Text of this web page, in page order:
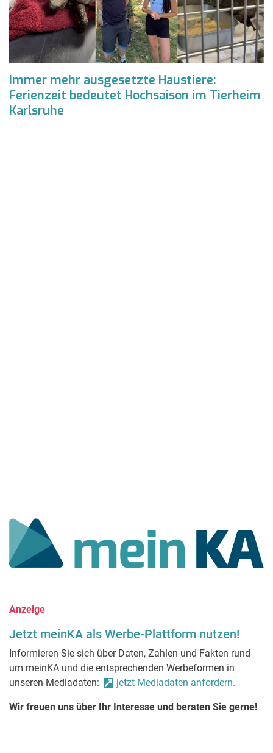
Immer mehr ausgesetzte Haustiere:
Ferienzeit bedeutet Hochsaison im Tierheim
Karlsruhe
Anzeige
Jetzt meinKA als Werbe-Plattform nutzen!
Informieren Sie sich über Daten, Zahlen und Fakten rund
um meinKA und die entsprechenden Werbeformen in
unseren Mediadaten:
jetzt Mediadaten anfordern.
Wir freuen uns über Ihr Interesse und beraten Sie gerne!